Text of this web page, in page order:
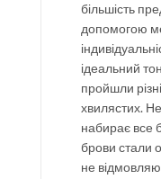
більшість
допомогою
ідеальний
пройшли
хвилястих.
набирає все
брови стали
не